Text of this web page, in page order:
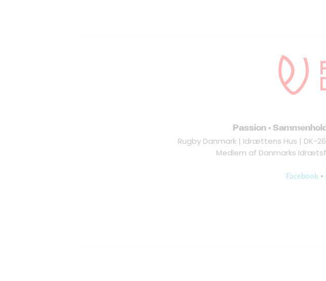
Passion •
Rugby Danmark | Idrættens Hus | DK-
Medlem af Danmarks
Facebook •